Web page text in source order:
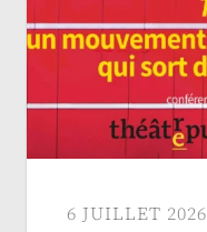
6 JUILLET 2026